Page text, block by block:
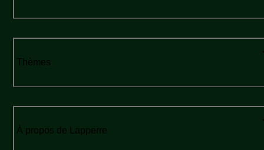
Thèmes
À propos de Lapperre